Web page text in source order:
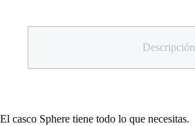
Descripción
El casco Sphere tiene todo lo que necesitas.